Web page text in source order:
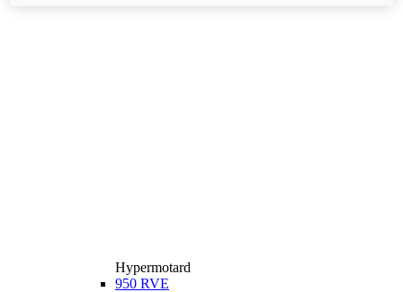
Hypermotard
950 RVE